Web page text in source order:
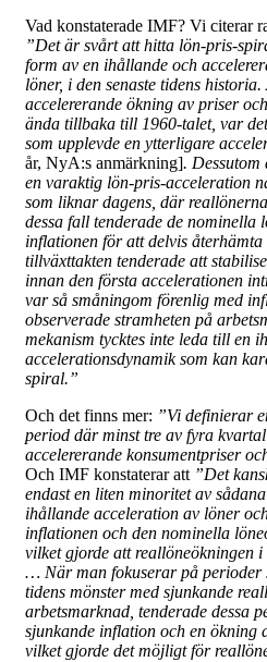
Vad konstaterade IMF? Vi citerar
”Det är svårt att hitta lön-pris-
form av en ihållande och
löner, i den senaste tidens
accelererande ökning av priser
ända tillbaka till 1960-talet, var
som upplevde en ytterligare
år, NyA:s anmärkning]. Dessutom
en varaktig lön-pris-acceleration
som liknar dagens, där
dessa fall tenderade de nominella
inflationen för att delvis
tillväxttakten tenderade att
innan den första accelerationen
var så småningom förenlig med
observerade stramheten på
mekanism tycktes inte leda till en
accelerationsdynamik som kan
spiral.”
Och det finns mer: ”Vi definierar
period där minst tre av fyra
accelererande konsumentpriser
Och IMF konstaterar att ”Det
endast en liten minoritet av
ihållande acceleration av löner
inflationen och den nominella
vilket gjorde att reallöneökningen
… När man fokuserar på perioder
tidens mönster med sjunkande
arbetsmarknad, tenderade dessa
sjunkande inflation och en ökning
vilket gjorde det möjligt för